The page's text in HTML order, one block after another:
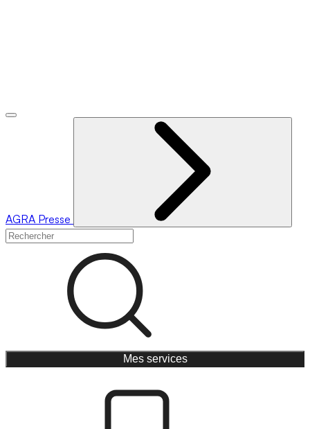
AGRA Presse
Mes services